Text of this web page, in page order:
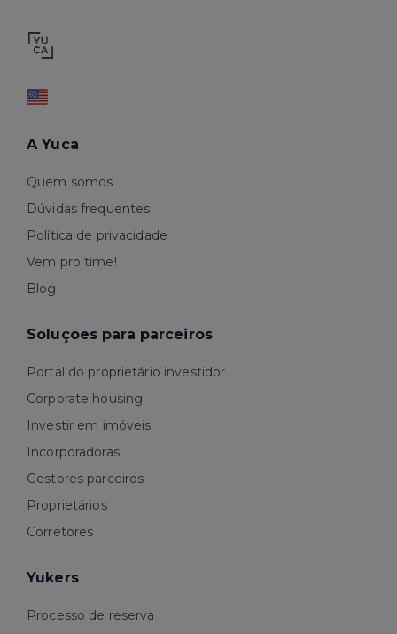
A Yuca
Quem somos
Dúvidas frequentes
Política de privacidade
Vem pro time!
Blog
Soluções para parceiros
Portal do proprietário investidor
Corporate housing
Investir em imóveis
Incorporadoras
Gestores parceiros
Proprietários
Corretores
Yukers
Processo de reserva